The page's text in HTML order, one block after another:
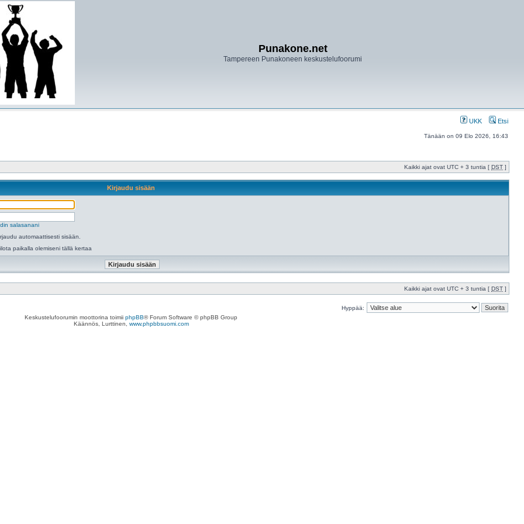
Punakone.net
Tampereen Punakoneen keskustelufoorumi
UKK Etsi
Tänään on 09 Elo 2026, 16:43
Kaikki ajat ovat UTC + 3 tuntia [ DST ]
Kirjaudu sisään
salasanani
automaattisesti sisään.
paikalla olemiseni tällä kertaa
Kaikki ajat ovat UTC + 3 tuntia [ DST ]
Hyppää:
Keskustelufoorumin moottorina toimii phpBB® Forum Software © phpBB Group
Käännös, Lurttinen, www.phpbbsuomi.com